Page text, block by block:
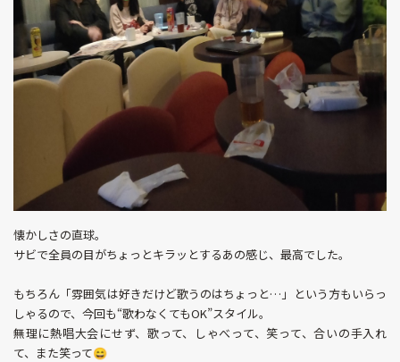
懐かしさの直球。
サビで全員の目がちょっとキラッとするあの感じ、最高でした。
もちろん「雰囲気は好きだけど歌うのはちょっと…」という方もいらっ
しゃるので、今回も“歌わなくてもOK”スタイル。
無理に熱唱大会にせず、歌って、しゃべって、笑って、合いの手入れ
て、また笑って😄